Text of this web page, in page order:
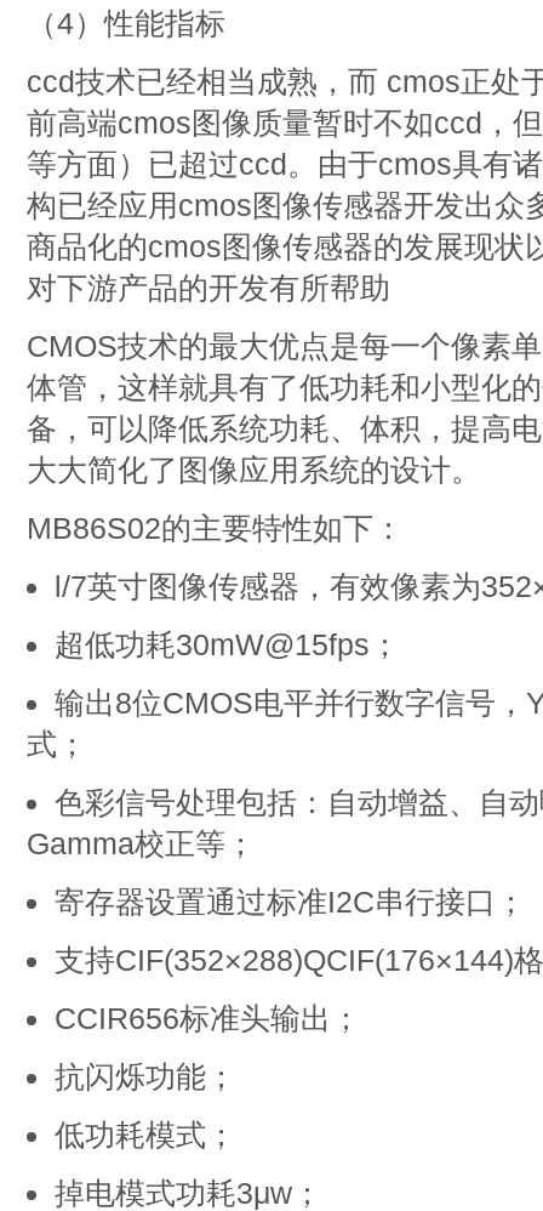
（4）性能指标
ccd技术已经相当成熟，而 cmos正处
前高端cmos图像质量暂时不如ccd，
等方面）已超过ccd。由于cmos具有
构已经应用cmos图像传感器开发出众
商品化的cmos图像传感器的发展现状
对下游产品的开发有所帮助
CMOS技术的最大优点是每一个像素
体管，这样就具有了低功耗和小型化
备，可以降低系统功耗、体积，提高
大大简化了图像应用系统的设计。
MB86S02的主要特性如下：
l/7英寸图像传感器，有效像素为
超低功耗30mW@15fps；
输出8位CMOS电平并行数字信号，
式；
色彩信号处理包括：自动增益、自
Gamma校正等；
寄存器设置通过标准I2C串行接口；
支持CIF(352×288)QCIF(176×144)
CCIR656标准头输出；
抗闪烁功能；
低功耗模式；
掉电模式功耗3μw；